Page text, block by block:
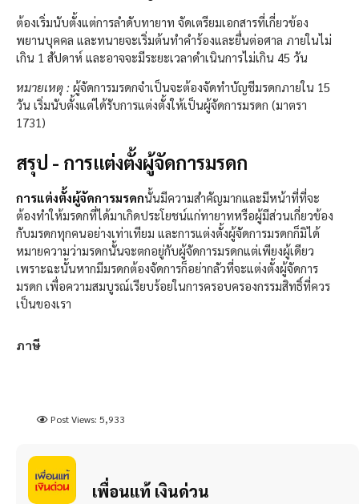
ต้องเริ่มนับตั้งแต่การลำดับทายาท จัดเตรียมเอกสารที่เกี่ยวข้อง
พยานบุคคล และทนายจะเริ่มต้นทำคำร้องและยื่นต่อศาล ภายในไม่
เกิน 1 สัปดาห์ และอาจจะมีระยะเวลาดำเนินการไม่เกิน 45 วัน
หมายเหตุ : ผู้จัดการมรดกจำเป็นจะต้องจัดทำบัญชีมรดกภายใน 15
วัน เริ่มนับตั้งแต่ได้รับการแต่งตั้งให้เป็นผู้จัดการมรดก (มาตรา
1731)
สรุป - การแต่งตั้งผู้จัดการมรดก
การแต่งตั้งผู้จัดการมรดกนั้นมีความสำคัญมากและมีหน้าที่ที่จะ
ต้องทำให้มรดกที่ได้มาเกิดประโยชน์แก่ทายาทหรือผู้มีส่วนเกี่ยวข้อง
กับมรดกทุกคนอย่างเท่าเทียม และการแต่งตั้งผู้จัดการมรดกก็มิได้
หมายความว่ามรดกนั้นจะตกอยู่กับผู้จัดการมรดกแต่เพียงผู้เดียว
เพราะฉะนั้นหากมีมรดกต้องจัดการก็อย่ากลัวที่จะแต่งตั้งผู้จัดการ
มรดก เพื่อความสมบูรณ์เรียบร้อยในการครอบครองกรรมสิทธิ์ที่ควร
เป็นของเรา
ภาษี
Post Views: 5,933
เพื่อนแท้ เงินด่วน